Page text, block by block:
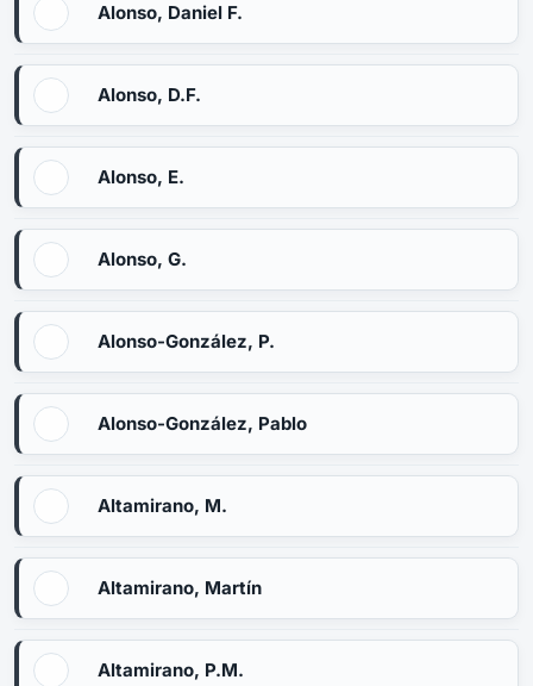
Alonso, Daniel F.
Alonso, D.F.
Alonso, E.
Alonso, G.
Alonso-González, P.
Alonso-González, Pablo
Altamirano, M.
Altamirano, Martín
Altamirano, P.M.